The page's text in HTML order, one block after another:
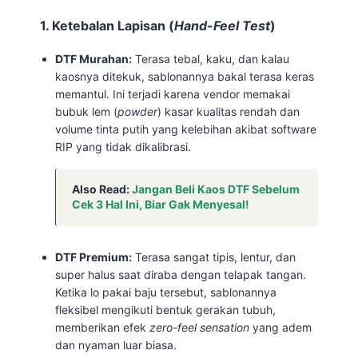
1. Ketebalan Lapisan (Hand-Feel Test)
DTF Murahan: Terasa tebal, kaku, dan kalau
kaosnya ditekuk, sablonannya bakal terasa keras
memantul. Ini terjadi karena vendor memakai
bubuk lem (powder) kasar kualitas rendah dan
volume tinta putih yang kelebihan akibat software
RIP yang tidak dikalibrasi.
Also Read:Jangan Beli Kaos DTF Sebelum
Cek 3 Hal Ini, Biar Gak Menyesal!
DTF Premium: Terasa sangat tipis, lentur, dan
super halus saat diraba dengan telapak tangan.
Ketika lo pakai baju tersebut, sablonannya
fleksibel mengikuti bentuk gerakan tubuh,
memberikan efekzero-feel sensation yang adem
dan nyaman luar biasa.